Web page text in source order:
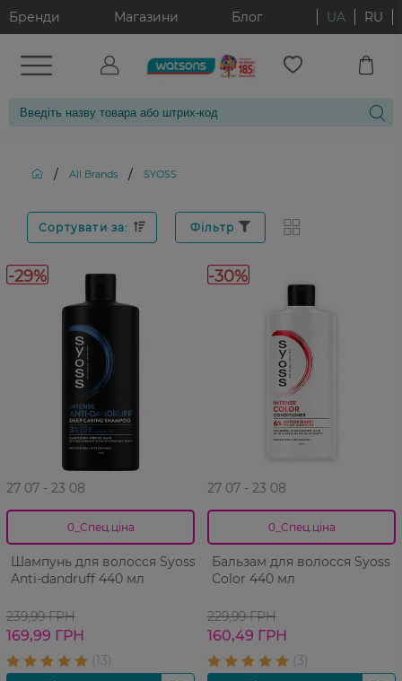
Бренди Магазини Блог UA RU
/ All Brands / SYOSS
Сортувати за: Фільтр
-29%
27 07 - 23 08
0_Спец.ціна
Шампунь для волосся Syoss
Anti-dandruff 440 мл
239,99 ГРН
169,99 ГРН
-30%
27 07 - 23 08
0_Спец.ціна
Бальзам для волосся Syoss
Сolor 440 мл
229,99 ГРН
160,49 ГРН